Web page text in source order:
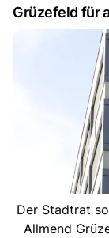
Grüzefeld für
Der Stadtrat
Allmend